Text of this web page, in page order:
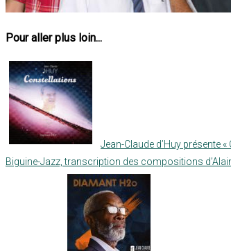
Pour aller plus loin...
Jean-Claude d’Huy présente
Biguine-Jazz, transcription des compositions